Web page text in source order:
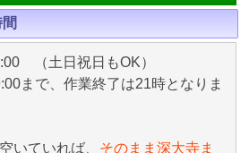
（土日祝日もOK）
まで、作業終了は21時となりま
いていれば、 そのまま深大寺ま